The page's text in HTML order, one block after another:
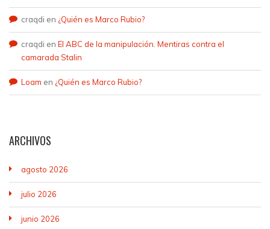
craqdi en ¿Quién es Marco Rubio?
craqdi en El ABC de la manipulación. Mentiras contra el
camarada Stalin
Loam en ¿Quién es Marco Rubio?
ARCHIVOS
agosto 2026
julio 2026
junio 2026